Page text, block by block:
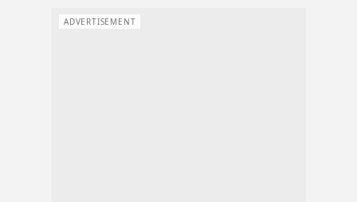
ADVERTISEMENT